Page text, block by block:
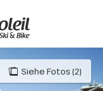
Siehe Fotos (2)